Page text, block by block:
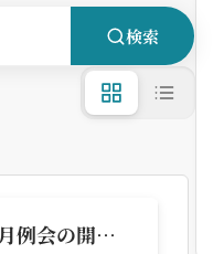
検索
【ご案内】2026年7月例会の開催について